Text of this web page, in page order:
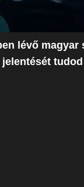
lévő magyar
jelentését